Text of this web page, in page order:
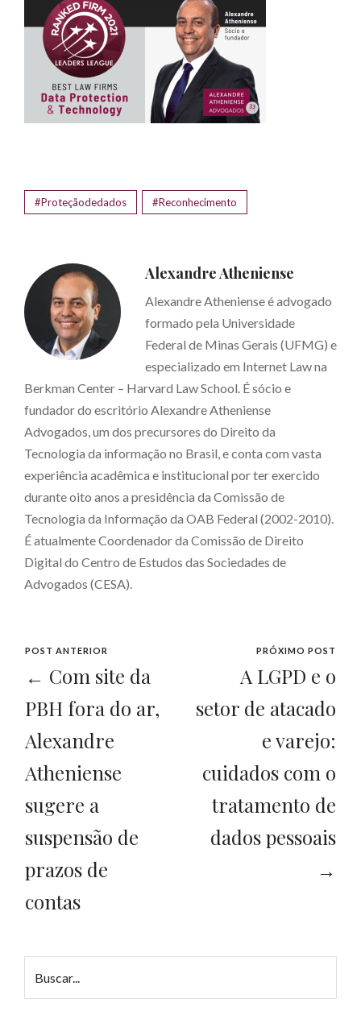
#Proteçãodedados #Reconhecimento
Alexandre Atheniense
Alexandre Atheniense é advogado
formado pela Universidade
Federal de Minas Gerais (UFMG) e
especializado em Internet Law na
Berkman Center – Harvard Law School. É sócio e
fundador do escritório Alexandre Atheniense
Advogados, um dos precursores do Direito da
Tecnologia da informação no Brasil, e conta com vasta
experiência acadêmica e institucional por ter exercido
durante oito anos a presidência da Comissão de
Tecnologia da Informação da OAB Federal (2002-2010).
É atualmente Coordenador da Comissão de Direito
Digital do Centro de Estudos das Sociedades de
Advogados (CESA).
POST ANTERIOR
← Com site da
PBH fora do ar,
Alexandre
Atheniense
sugere a
suspensão de
prazos de
contas
PRÓXIMO POST
A LGPD e o
setor de atacado
e varejo:
cuidados com o
tratamento de
dados pessoais
→